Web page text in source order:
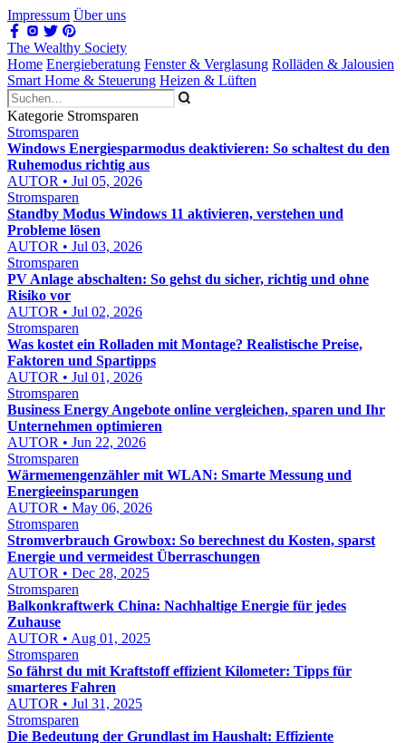
Impressum Über uns
The Wealthy Society
Home Energieberatung Fenster & Verglasung Rolläden & Jalousien
Smart Home & Steuerung Heizen & Lüften
Kategorie Stromsparen
Stromsparen
Windows Energiesparmodus deaktivieren: So schaltest du den
Ruhemodus richtig aus
AUTOR • Jul 05, 2026
Stromsparen
Standby Modus Windows 11 aktivieren, verstehen und
Probleme lösen
AUTOR • Jul 03, 2026
Stromsparen
PV Anlage abschalten: So gehst du sicher, richtig und ohne
Risiko vor
AUTOR • Jul 02, 2026
Stromsparen
Was kostet ein Rolladen mit Montage? Realistische Preise,
Faktoren und Spartipps
AUTOR • Jul 01, 2026
Stromsparen
Business Energy Angebote online vergleichen, sparen und Ihr
Unternehmen optimieren
AUTOR • Jun 22, 2026
Stromsparen
Wärmemengenzähler mit WLAN: Smarte Messung und
Energieeinsparungen
AUTOR • May 06, 2026
Stromsparen
Stromverbrauch Growbox: So berechnest du Kosten, sparst
Energie und vermeidest Überraschungen
AUTOR • Dec 28, 2025
Stromsparen
Balkonkraftwerk China: Nachhaltige Energie für jedes
Zuhause
AUTOR • Aug 01, 2025
Stromsparen
So fährst du mit Kraftstoff effizient Kilometer: Tipps für
smarteres Fahren
AUTOR • Jul 31, 2025
Stromsparen
Die Bedeutung der Grundlast im Haushalt: Effiziente